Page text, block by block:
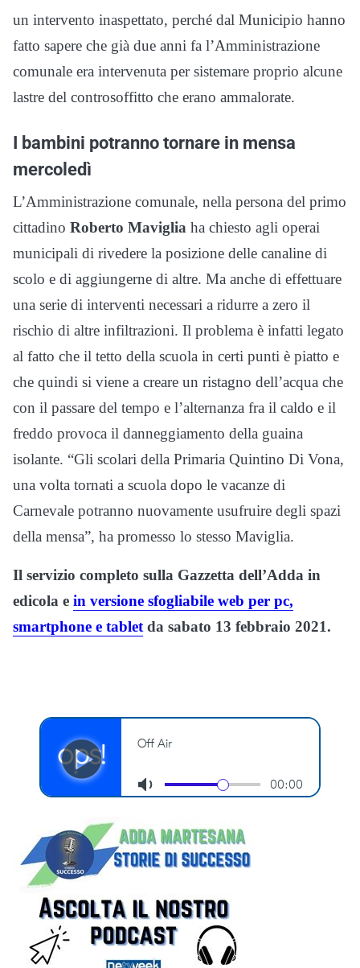
un intervento inaspettato, perché dal Municipio hanno
fatto sapere che già due anni fa l’Amministrazione
comunale era intervenuta per sistemare proprio alcune
lastre del controsoffitto che erano ammalorate.
I bambini potranno tornare in mensa
mercoledì
L’Amministrazione comunale, nella persona del primo
cittadino Roberto Maviglia ha chiesto agli operai
municipali di rivedere la posizione delle canaline di
scolo e di aggiungerne di altre. Ma anche di effettuare
una serie di interventi necessari a ridurre a zero il
rischio di altre infiltrazioni. Il problema è infatti legato
al fatto che il tetto della scuola in certi punti è piatto e
che quindi si viene a creare un ristagno dell’acqua che
con il passare del tempo e l’alternanza fra il caldo e il
freddo provoca il danneggiamento della guaina
isolante. “Gli scolari della Primaria Quintino Di Vona,
una volta tornati a scuola dopo le vacanze di
Carnevale potranno nuovamente usufruire degli spazi
della mensa”, ha promesso lo stesso Maviglia.
Il servizio completo sulla Gazzetta dell’Adda in
edicola e in versione sfogliabile web per pc,
smartphone e tabletda sabato 13 febbraio 2021.